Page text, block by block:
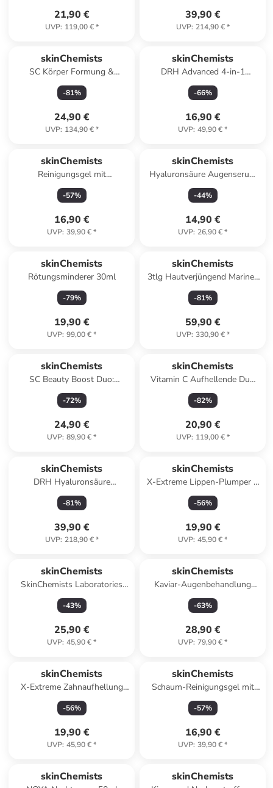
21,90 €
UVP: 119,00 €*
39,90 €
UVP: 214,90 €*
skinChemists
SC Körper Formung &
Straffung Trio
-81%
24,90 €
UVP: 134,90 €*
skinChemists
DRH Advanced 4-in-1
Definierende & Stärkende
Wimperntusche 8 ml
-66%
16,90 €
UVP: 49,90 €*
skinChemists
Reinigungsgel mit
Hyaluronsäure 200ml
-57%
16,90 €
UVP: 39,90 €*
skinChemists
Hyaluronsäure Augenserum
15ml
-44%
14,90 €
UVP: 26,90 €*
skinChemists
Rötungsminderer 30ml
-79%
19,90 €
UVP: 99,00 €*
skinChemists
3tlg Hautverjüngend Marine-
Kollagen Pflegepaket
-81%
59,90 €
UVP: 330,90 €*
skinChemists
SC Beauty Boost Duo:
Volumen & Fülle
-72%
24,90 €
UVP: 89,90 €*
skinChemists
Vitamin C Aufhellende Duo
Creme 50ml
-82%
20,90 €
UVP: 119,00 €*
skinChemists
DRH Hyaluronsäure
Altersschutz
Feuchtigkeitssystem
-81%
39,90 €
UVP: 218,90 €*
skinChemists
X-Extreme Lippen-Plumper 8
ml
-56%
19,90 €
UVP: 45,90 €*
skinChemists
SkinChemists Laboratories
Gen Y tägliche
Feuchtigkeitslotion 60ml
-43%
25,90 €
UVP: 45,90 €*
skinChemists
Kaviar-Augenbehandlung
15ml
-63%
28,90 €
UVP: 79,90 €*
skinChemists
X-Extreme Zahnaufhellung
Lila 30 ml
-56%
19,90 €
UVP: 45,90 €*
skinChemists
Schaum-Reinigungsgel mit
Vitamin C 200ml
-57%
16,90 €
UVP: 39,90 €*
skinChemists skinChemists